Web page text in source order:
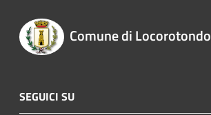
Comune di Locorotondo
SEGUICI SU